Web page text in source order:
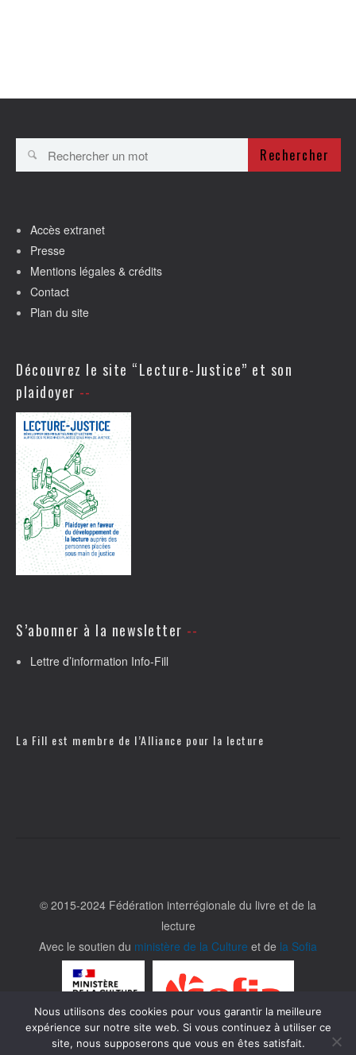
Rechercher
Accès extranet
Presse
Mentions légales & crédits
Contact
Plan du site
Découvrez le site “Lecture-Justice” et son
plaidoyer
S’abonner à la newsletter
Lettre d’information Info-Fill
La Fill est membre de l’Alliance pour la lecture
© 2015-2024 Fédération interrégionale du livre et de la
lecture
Avec le soutien du ministère de la Culture et de la Sofia
Nous utilisons des cookies pour vous garantir la meilleure
expérience sur notre site web. Si vous continuez à utiliser ce
site, nous supposerons que vous en êtes satisfait.